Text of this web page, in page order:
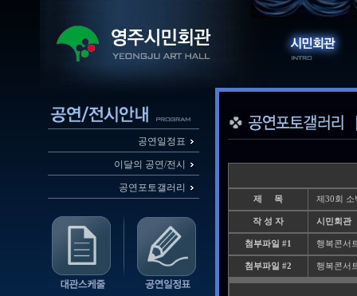
공연일정표
이달의 공연/전시
공연포토갤러리
제 목 제30회 소
작 성 자 시민회관
첨부파일 #1 행복콘서
첨부파일 #2 행복콘서